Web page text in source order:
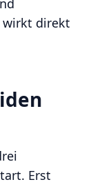
wirkt direkt
Erst